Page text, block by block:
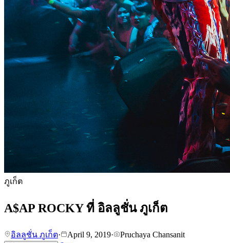
ภูเก็ต
A$AP ROCKY ที่ อิลลูชั่น ภูเก็ต
อิลลูชั่น ภูเก็ต· April 9, 2019· Pruchaya Chansanit